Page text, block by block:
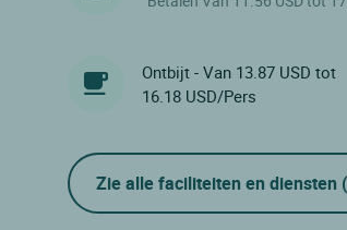
Ontbijt - Van 13.87 USD tot
16.18 USD/Pers
Zie alle faciliteiten en diensten